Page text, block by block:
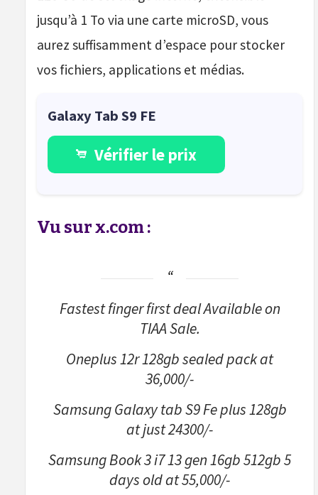
jusqu’à 1 To via une carte microSD, vous
aurez suffisamment d’espace pour stocker
vos fichiers, applications et médias.
Galaxy Tab S9 FE
Vérifier le prix
Vu sur x.com :
Fastest finger first deal Available on
TIAA Sale.
Oneplus 12r 128gb sealed pack at
36,000/-
Samsung Galaxy tab S9 Fe plus 128gb
at just 24300/-
Samsung Book 3 i7 13 gen 16gb 512gb 5
days old at 55,000/-